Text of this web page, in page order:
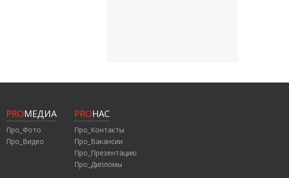
PROМЕДИА
Про_Фото
Про_Видео
PROНАС
Про_Контакты
Про_Вакансии
Про_Презентацию
Про_Дипломы